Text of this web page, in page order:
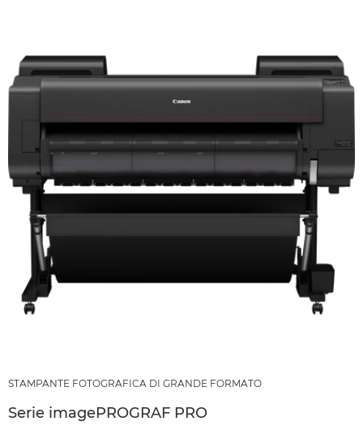
STAMPANTE FOTOGRAFICA DI GRANDE FORMATO
Serie imagePROGRAF PRO